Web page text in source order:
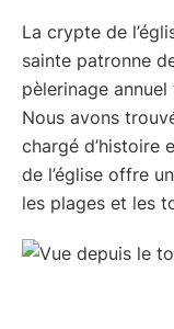
La crypte de
sainte patronne
pèlerinage
Nous avons
chargé d’histoire
de l’église offre
les plages et les